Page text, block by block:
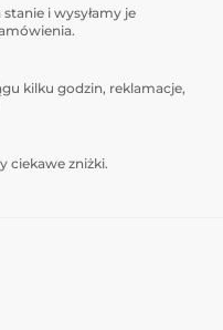
i wysyłamy je
kilku godzin, reklamacje,
ciekawe zniżki.